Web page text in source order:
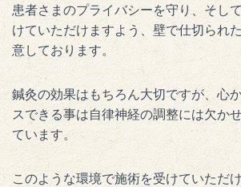
患者さまのプライバシーを守り、そし
けていただけますよう、壁で仕切られ
意しております。
鍼灸の効果はもちろん大切ですが、心
スできる事は自律神経の調整には欠か
ています。
このような環境で施術を受けていただ